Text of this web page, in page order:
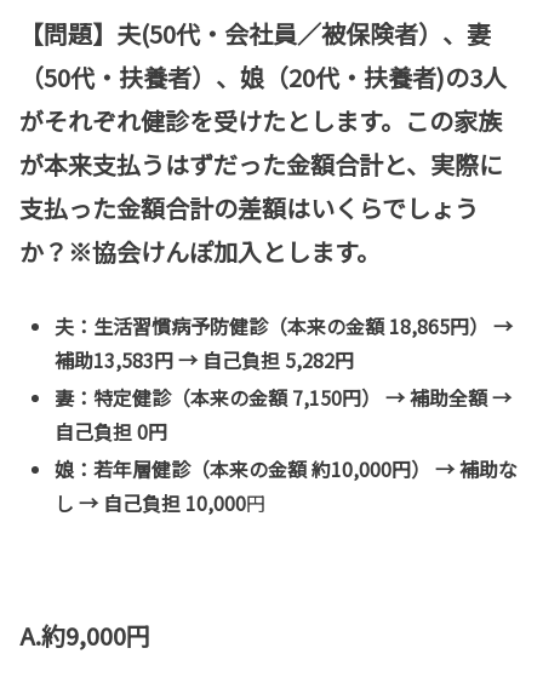
【問題】夫(50代・会社員／被保険者）、妻
（50代・扶養者）、娘（20代・扶養者)の3人
がそれぞれ健診を受けたとします。この家族
が本来支払うはずだった金額合計と、実際に
支払った金額合計の差額はいくらでしょう
か？※協会けんぽ加入とします。
夫：生活習慣病予防健診（本来の金額 18,865円） →
補助13,583円 → 自己負担 5,282円
妻：特定健診（本来の金額 7,150円） → 補助全額 →
自己負担 0円
娘：若年層健診（本来の金額 約10,000円） → 補助な
し → 自己負担 10,000円
A.約9,000円